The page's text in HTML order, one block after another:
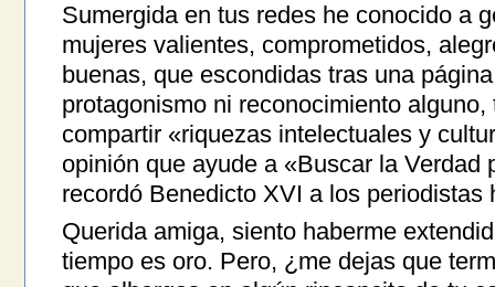
Sumergida en tus redes he conocido a
mujeres valientes, comprometidos,
buenas, que escondidas tras una
protagonismo ni reconocimiento
compartir «riquezas intelectuales y
opinión que ayude a «Buscar la Verdad
recordó Benedicto XVI a los periodistas
Querida amiga, siento haberme
tiempo es oro. Pero, ¿me dejas que